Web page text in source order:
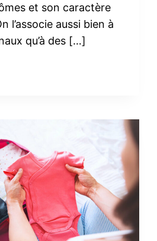
et son caractère
l’associe aussi bien à
qu’à des […]